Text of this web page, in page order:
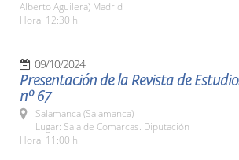
Alberto Aguilera) Madrid
Hora: 12:30 h.
09/10/2024
Presentación de la Revista de
nº 67
Salamanca (Salamanca)
Lugar: Sala de Comarcas. Diputación
Hora: 11:00 h.